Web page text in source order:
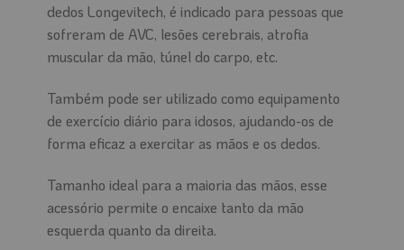
dedos Longevitech, é indicado para pessoas que
sofreram de AVC, lesões cerebrais, atrofia
muscular da mão, túnel do carpo, etc.
Também pode ser utilizado como equipamento
de exercício diário para idosos, ajudando-os de
forma eficaz a exercitar as mãos e os dedos.
Tamanho ideal para a maioria das mãos, esse
acessório permite o encaixe tanto da mão
esquerda quanto da direita.